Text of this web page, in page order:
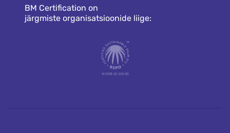
BM Certification on
järgmiste organisatsioonide liige: